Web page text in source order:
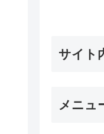
サイト
メニュ